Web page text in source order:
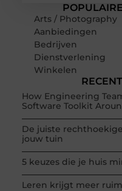
Arts / Photography
Aanbiedingen
Bedrijven
Dienstverlening
Winkelen
How Engineering
Software Toolkit
De juiste
jouw tuin
5 keuzes die je huis
Leren krijgt meer